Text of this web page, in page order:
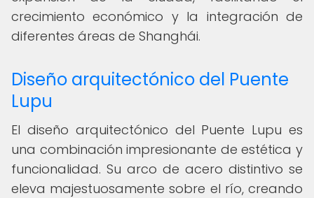
crecimiento económico y la integración de
diferentes áreas de Shanghái.
Diseño arquitectónico del Puente
Lupu
El diseño arquitectónico del Puente Lupu es
una combinación impresionante de estética y
funcionalidad. Su arco de acero distintivo se
eleva majestuosamente sobre el río, creando